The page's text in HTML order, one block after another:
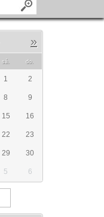
»
sá. do.
1 2
8 9
15 16
22 23
29 30
5 6